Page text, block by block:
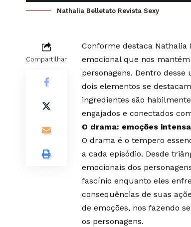
Nathalia Belletato Revista Sexy
Compartilhar
Conforme destaca Nathalia
emocional que nos
personagens. Dentro
dois elementos se
ingredientes são
engajados e conectados
O drama: emoções
O drama é o tempero
a cada episódio. Desde
emocionais dos
fascínio enquanto eles
consequências de suas
de emoções, nos fazendo
os personagens.